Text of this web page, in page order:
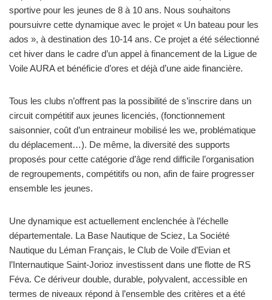
sportive pour les jeunes de 8 à 10 ans. Nous souhaitons
poursuivre cette dynamique avec le projet « Un bateau pour les
ados », à destination des 10-14 ans. Ce projet a été sélectionné
cet hiver dans le cadre d’un appel à financement de la Ligue de
Voile AURA et bénéficie d’ores et déjà d’une aide financière.
Tous les clubs n’offrent pas la possibilité de s’inscrire dans un
circuit compétitif aux jeunes licenciés, (fonctionnement
saisonnier, coût d’un entraineur mobilisé les we, problématique
du déplacement…). De même, la diversité des supports
proposés pour cette catégorie d’âge rend difficile l’organisation
de regroupements, compétitifs ou non, afin de faire progresser
ensemble les jeunes.
Une dynamique est actuellement enclenchée à l’échelle
départementale. La Base Nautique de Sciez, La Société
Nautique du Léman Français, le Club de Voile d’Evian et
l’Internautique Saint-Jorioz investissent dans une flotte de RS
Féva. Ce dériveur double, durable, polyvalent, accessible en
termes de niveaux répond à l’ensemble des critères et a été